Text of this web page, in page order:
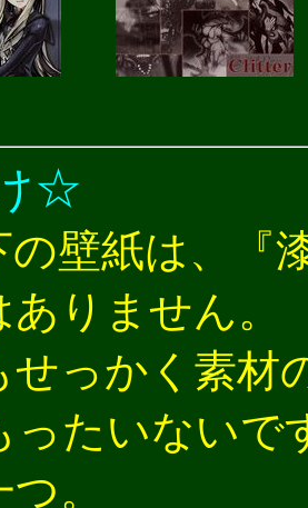
☆
壁紙は、『
りません。
っかく素材
ったいないで
。